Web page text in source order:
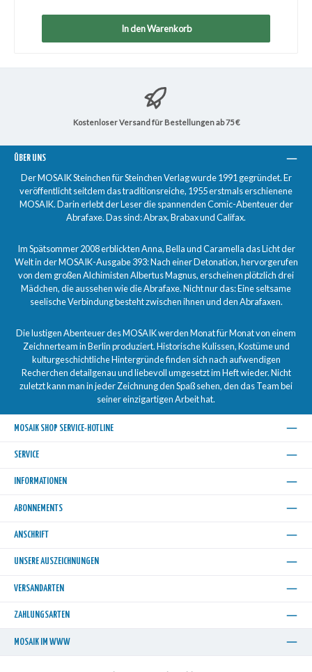
In den Warenkorb
Kostenloser Versand für Bestellungen ab 75 €
ÜBER UNS
Der MOSAIK Steinchen für Steinchen Verlag wurde 1991 gegründet. Er
veröffentlicht seitdem das traditionsreiche, 1955 erstmals erschienene
MOSAIK. Darin erlebt der Leser die spannenden Comic-Abenteuer der
Abrafaxe. Das sind: Abrax, Brabax und Califax.
Im Spätsommer 2008 erblickten Anna, Bella und Caramella das Licht der
Welt in der MOSAIK-Ausgabe 393: Nach einer Detonation, hervorgerufen
von dem großen Alchimisten Albertus Magnus, erscheinen plötzlich drei
Mädchen, die aussehen wie die Abrafaxe. Nicht nur das: Eine seltsame
seelische Verbindung besteht zwischen ihnen und den Abrafaxen.
Die lustigen Abenteuer des MOSAIK werden Monat für Monat von einem
Zeichnerteam in Berlin produziert. Historische Kulissen, Kostüme und
kulturgeschichtliche Hintergründe finden sich nach aufwendigen
Recherchen detailgenau und liebevoll umgesetzt im Heft wieder. Nicht
zuletzt kann man in jeder Zeichnung den Spaß sehen, den das Team bei
seiner einzigartigen Arbeit hat.
MOSAIK SHOP SERVICE-HOTLINE
SERVICE
INFORMATIONEN
ABONNEMENTS
ANSCHRIFT
UNSERE AUSZEICHNUNGEN
VERSANDARTEN
ZAHLUNGSARTEN
MOSAIK IM WWW